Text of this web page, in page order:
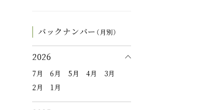
バックナンバー （月別）
2026
7月 6月 5月 4月
3月
2月
1月